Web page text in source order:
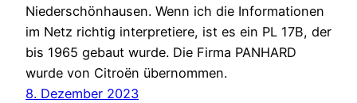
Niederschönhausen. Wenn ich die Informationen
im Netz richtig interpretiere, ist es ein PL 17B, der
bis 1965 gebaut wurde. Die Firma PANHARD
wurde von Citroën übernommen.
8. Dezember 2023